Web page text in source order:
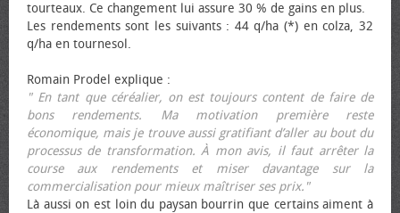
tourteaux. Ce changement lui assure 30 % de gains en plus.
Les rendements sont les suivants : 44 q/ha (*) en colza, 32
q/ha en tournesol.
Romain Prodel explique :
" En tant que céréalier, on est toujours content de faire de
bons rendements. Ma motivation première reste
économique, mais je trouve aussi gratifiant d’aller au bout du
processus de transformation. À mon avis, il faut arrêter la
course aux rendements et miser davantage sur la
commercialisation pour mieux maîtriser ses prix."
Là aussi on est loin du paysan bourrin que certains aiment à